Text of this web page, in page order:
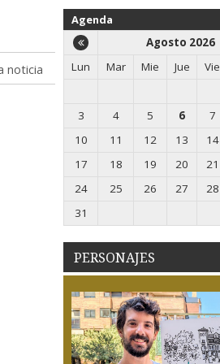
noticia
Agenda
Agosto 2026
Lun
Mar Mie Jue Vie
3
4 5 6 7
10
11 12 13 14
17
18 19 20 21
24
25 26 27 28
31
PERSONAJES